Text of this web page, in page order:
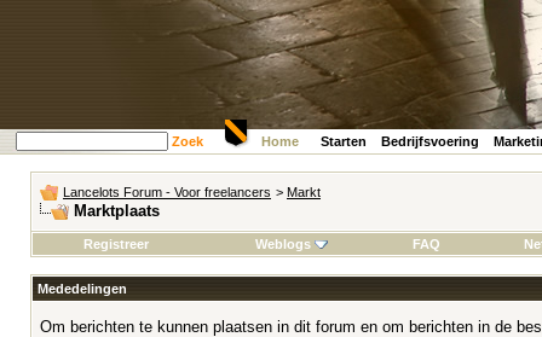
Zoek Home Starten Bedrijfsvoering
Lancelots Forum - Voor freelancers > Markt
Marktplaats
Registreer Weblogs FAQ
Mededelingen
Om berichten te kunnen plaatsen in dit forum en om berichten in de